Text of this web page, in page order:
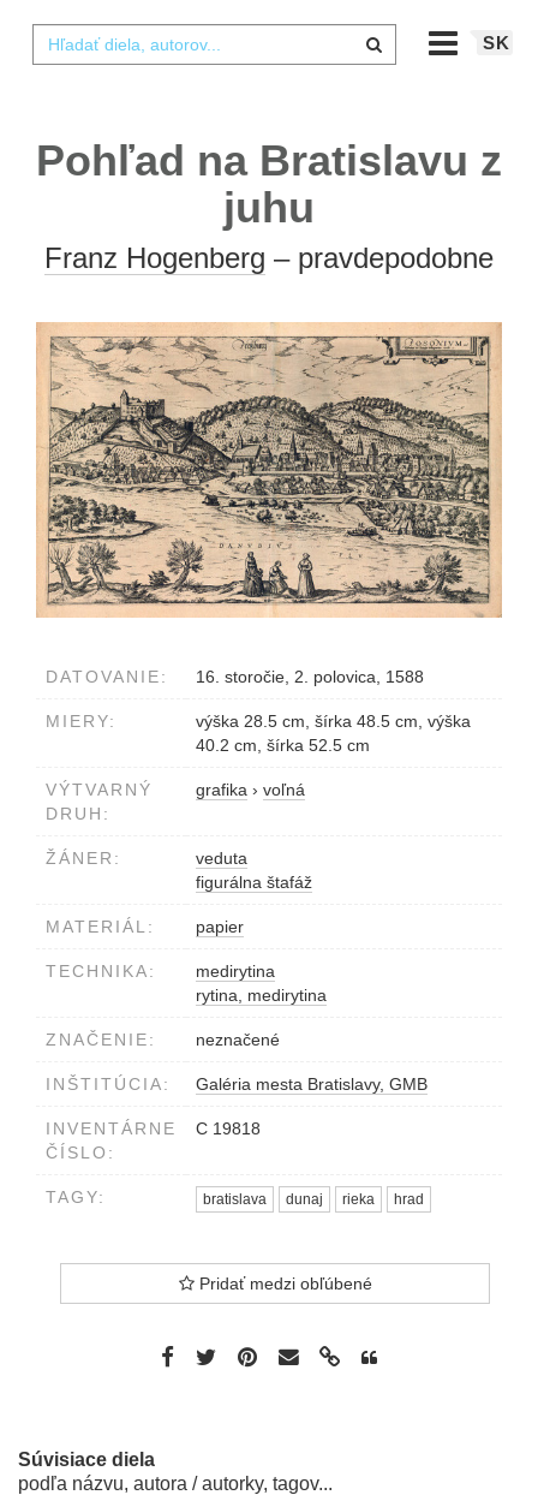
SK
Pohľad na Bratislavu z
juhu
Franz Hogenberg – pravdepodobne
DATOVANIE: 16. storočie, 2. polovica, 1588
MIERY:
výška 28.5 cm, šírka 48.5 cm, výška
40.2 cm, šírka 52.5 cm
VÝTVARNÝ
DRUH:
grafika › voľná
ŽÁNER:
veduta
figurálna štafáž
MATERIÁL: papier
TECHNIKA:
medirytina
rytina, medirytina
ZNAČENIE: neznačené
INŠTITÚCIA: Galéria mesta Bratislavy, GMB
INVENTÁRNE
ČÍSLO:
C 19818
TAGY: bratislava dunaj rieka hrad
Pridať medzi obľúbené
Súvisiace diela
podľa názvu, autora / autorky, tagov...